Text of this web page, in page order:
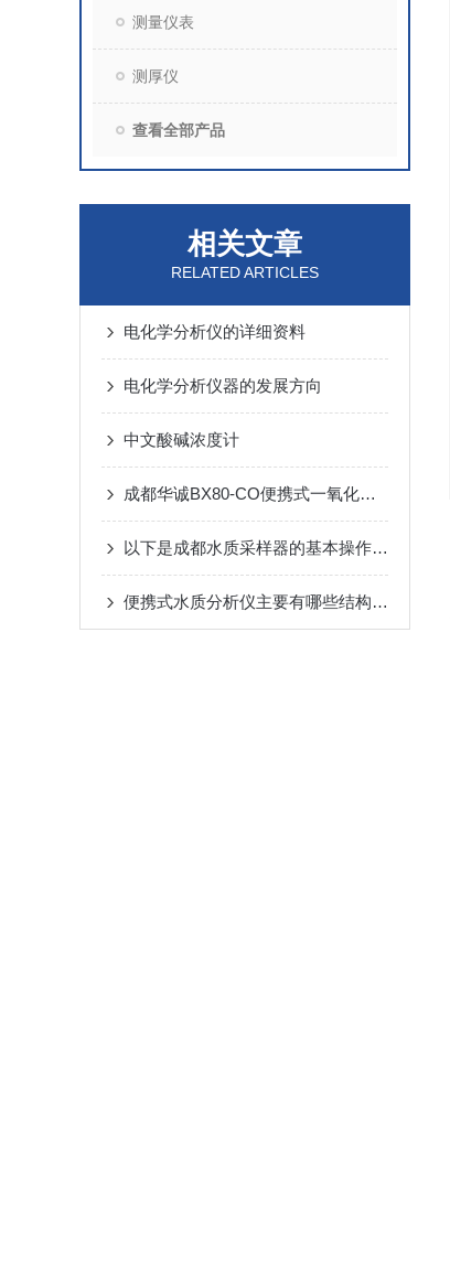
测量仪表
测厚仪
查看全部产品
相关文章
RELATED ARTICLES
电化学分析仪的详细资料
电化学分析仪器的发展方向
中文酸碱浓度计
成都华诚BX80-CO便携式一氧化碳检测报警仪*
以下是成都水质采样器的基本操作步骤
便携式水质分析仪主要有哪些结构组成的呢？